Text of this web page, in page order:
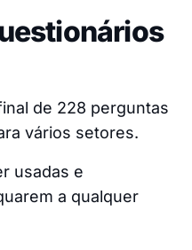
de 228 perguntas
vários setores.
usadas e
a qualquer